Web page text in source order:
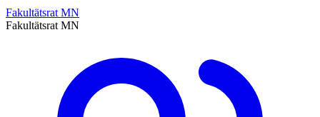
Fakultätsrat MN
Fakultätsrat MN